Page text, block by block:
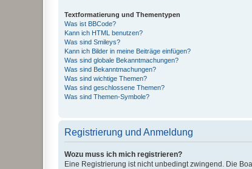
Textformatierung und Thementypen
Was ist BBCode?
Kann ich HTML benutzen?
Was sind Smileys?
Kann ich Bilder in meine Beiträge einfügen?
Was sind globale Bekanntmachungen?
Was sind Bekanntmachungen?
Was sind wichtige Themen?
Was sind geschlossene Themen?
Was sind Themen-Symbole?
Registrierung und Anmeldung
Wozu muss ich mich registrieren?
Eine Registrierung ist nicht unbedingt zwingend. Die